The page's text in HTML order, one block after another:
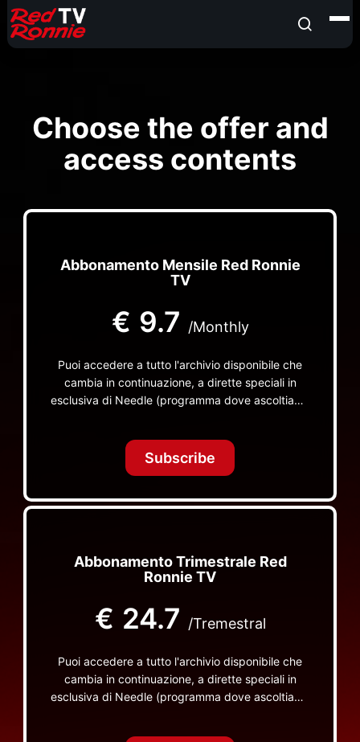
Choose the offer and
access contents
Abbonamento Mensile Red Ronnie
TV
€ 9.7 /Monthly
Puoi accedere a tutto l'archivio disponibile che
cambia in continuazione, a dirette speciali in
esclusiva di Needle (programma dove ascoltiamo
TV non visibili da nessuna altra parte
Subscribe
Abbonamento Trimestrale Red
Ronnie TV
€ 24.7 /Tremestral
Puoi accedere a tutto l'archivio disponibile che
cambia in continuazione, a dirette speciali in
esclusiva di Needle (programma dove ascoltiamo